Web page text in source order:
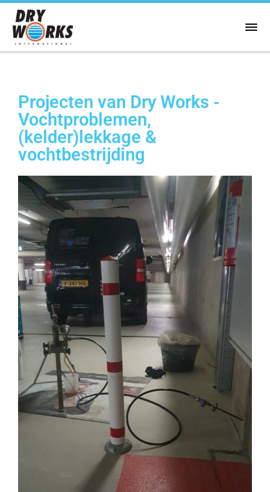
Projecten van Dry Works -
Vochtproblemen,
(kelder)lekkage &
vochtbestrijding